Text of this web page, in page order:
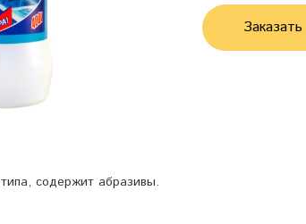
Заказать
содержит абразивы.